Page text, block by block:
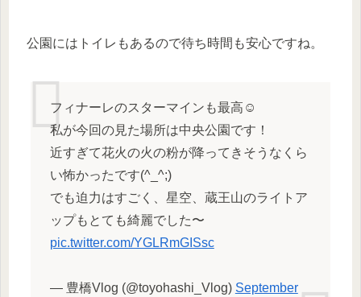
公園にはトイレもあるので待ち時間も安心ですね。
フィナーレのスターマインも最高☺️
私が今回の見た場所は中央公園です！
近すぎて花火の火の粉が降ってきそうなくら
い怖かったです(^_^;)
でも迫力はすごく、星空、蔵王山のライトア
ップもとても綺麗でした〜
pic.twitter.com/YGLRmGISsc
— 豊橋Vlog (@toyohashi_Vlog) September